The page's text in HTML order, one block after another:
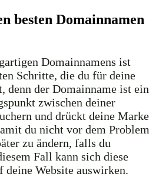
besten Domainnamen
Domainnamens ist
Schritte, die du für deine
denn der Domainname ist ein
zwischen deiner
und drückt deine Marke
du nicht vor dem Problem
zu ändern, falls du
Fall kann sich diese
deine Website auswirken.